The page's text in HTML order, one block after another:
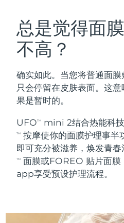
总是觉得面
不高？
确实如此。当您将普通面
只会停留在皮肤表面。这
果是暂时的。
UFOTM mini 2结合热能科
TM
按摩使你的面膜护理事半
即可充分被滋养，焕发青
TM
面膜或FOREO 贴片面
app享受预设护理流程。
LUNA™ 4 套
LUNA™ 4
Massage, LED
BEAR™ 2 套
BEAR™ 2
Microcurrent
补水保湿
UFO™ 3 套装
Deep facial
device
issa™ 4
Hybrid silicone
Smart hybrid
FAQ™ 抗老护理
奥地利
巴林
比利时
百慕大
波斯尼亚和黑塞哥维那
文莱
保加利亚
智利